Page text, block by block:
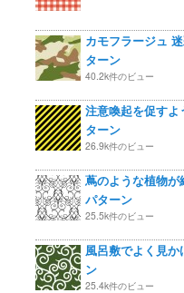
カモフラージュ
ターン
40.2k件のビュー
注意喚起を促す
ターン
26.9k件のビュー
蔦のような植物
パターン
25.5k件のビュー
風呂敷でよく見
ン
25.4k件のビュー